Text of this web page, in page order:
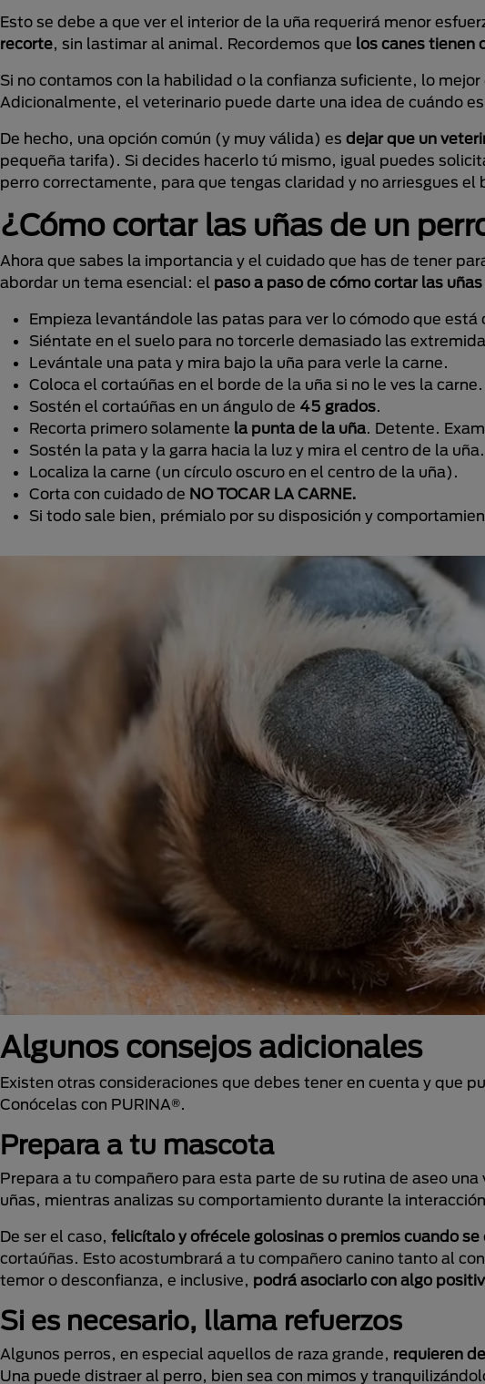
Esto se debe a que ver el interior de la uña requerirá menor
recorte, sin lastimar al animal. Recordemos que los canes tienen
Si no contamos con la habilidad o la confianza suficiente, lo mejor
Adicionalmente, el veterinario puede darte una idea de cuándo
De hecho, una opción común (y muy válida) es dejar que un
pequeña tarifa). Si decides hacerlo tú mismo, igual puedes
perro correctamente, para que tengas claridad y no arriesgues el
¿Cómo cortar las uñas de un
Ahora que sabes la importancia y el cuidado que has de tener
abordar un tema esencial: el paso a paso de cómo cortar las
Empieza levantándole las patas para ver lo cómodo que está
Siéntate en el suelo para no torcerle demasiado las
Levántale una pata y mira bajo la uña para verle la carne.
Coloca el cortaúñas en el borde de la uña si no le ves la carne.
Sostén el cortaúñas en un ángulo de 45 grados.
Recorta primero solamente la punta de la uña. Detente.
Sostén la pata y la garra hacia la luz y mira el centro de la uña.
Localiza la carne (un círculo oscuro en el centro de la uña).
Corta con cuidado de NO TOCAR LA CARNE.
Si todo sale bien, prémialo por su disposición y
Algunos consejos adicionales
Existen otras consideraciones que debes tener en cuenta y que
Conócelas con PURINA®.
Prepara a tu mascota
Prepara a tu compañero para esta parte de su rutina de aseo una
uñas, mientras analizas su comportamiento durante la
De ser el caso, felicítalo y ofrécele golosinas o premios cuando
cortaúñas. Esto acostumbrará a tu compañero canino tanto al
temor o desconfianza, e inclusive, podrá asociarlo con algo
Si es necesario, llama refuerzos
Algunos perros, en especial aquellos de raza grande, requieren
Una puede distraer al perro, bien sea con mimos y